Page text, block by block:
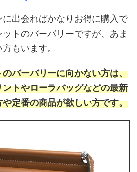
出会ればかなりお得に購入で
トのバーバリーですが、あま
もいます。
バーバリーに向かない方は、
トやローラバッグなどの最新
定番の商品が欲しい方です。